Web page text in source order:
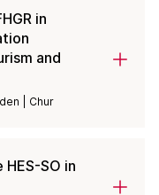
in
and
| Chur
SO in